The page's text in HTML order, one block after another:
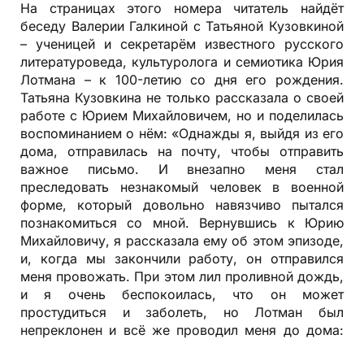
На страницах этого номера читатель найдёт
беседу Валерии Галкиной с Татьяной Кузовкиной
– ученицей и секретарём известного русского
литературоведа, культуролога и семиотика Юрия
Лотмана – к 100-летию со дня его рождения.
Татьяна Кузовкина не только рассказала о своей
работе с Юрием Михайловичем, но и поделилась
воспоминанием о нём: «Однажды я, выйдя из его
дома, отправилась на почту, чтобы отправить
важное письмо. И внезапно меня стал
преследовать незнакомый человек в военной
форме, который довольно навязчиво пытался
познакомиться со мной. Вернувшись к Юрию
Михайловичу, я рассказала ему об этом эпизоде,
и, когда мы закончили работу, он отправился
меня провожать. При этом лил проливной дождь,
и я очень беспокоилась, что он может
простудиться и заболеть, но Лотман был
непреклонен и всё же проводил меня до дома: